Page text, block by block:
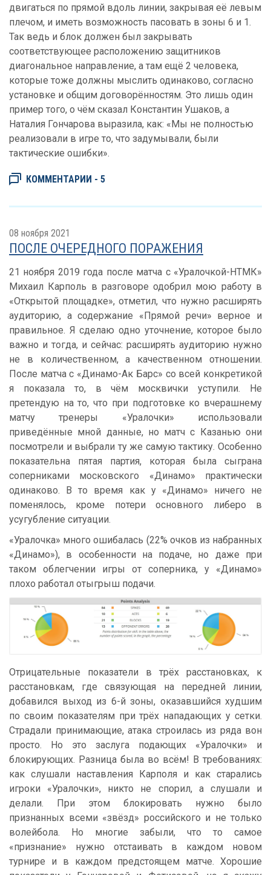
двигаться по прямой вдоль линии, закрывая её левым
плечом, и иметь возможность пасовать в зоны 6 и 1.
Так ведь и блок должен был закрывать
соответствующее расположению защитников
диагональное направление, а там ещё 2 человека,
которые тоже должны мыслить одинаково, согласно
установке и общим договорённостям. Это лишь один
пример того, о чём сказал Константин Ушаков, а
Наталия Гончарова выразила, как: «Мы не полностью
реализовали в игре то, что задумывали, были
тактические ошибки».
КОММЕНТАРИИ - 5
08 ноября 2021
ПОСЛЕ ОЧЕРЕДНОГО ПОРАЖЕНИЯ
21 ноября 2019 года после матча с «Уралочкой-НТМК»
Михаил Карполь в разговоре одобрил мою работу в
«Открытой площадке», отметил, что нужно расширять
аудиторию, а содержание «Прямой речи» верное и
правильное. Я сделаю одно уточнение, которое было
важно и тогда, и сейчас: расширять аудиторию нужно
не в количественном, а качественном отношении.
После матча с «Динамо-Ак Барс» со всей конкретикой
я показала то, в чём москвички уступили. Не
претендую на то, что при подготовке ко вчерашнему
матчу тренеры «Уралочки» использовали
приведённые мной данные, но матч с Казанью они
посмотрели и выбрали ту же самую тактику. Особенно
показательна пятая партия, которая была сыграна
соперниками московского «Динамо» практически
одинаково. В то время как у «Динамо» ничего не
поменялось, кроме потери основного либеро в
усугубление ситуации.
«Уралочка» много ошибалась (22% очков из набранных
«Динамо»), в особенности на подаче, но даже при
таком облегчении игры от соперника, у «Динамо»
плохо работал отыгрыш подачи.
Отрицательные показатели в трёх расстановках, к
расстановкам, где связующая на передней линии,
добавился выход из 6-й зоны, оказавшийся худшим
по своим показателям при трёх нападающих у сетки.
Страдали принимающие, атака строилась из ряда вон
просто. Но это заслуга подающих «Уралочки» и
блокирующих. Разница была во всём! В требованиях:
как слушали наставления Карполя и как старались
игроки «Уралочки», никто не спорил, а слушали и
делали. При этом блокировать нужно было
признанных всеми «звёзд» российского и не только
волейбола. Но многие забыли, что то самое
«признание» нужно отстаивать в каждом новом
турнире и в каждом предстоящем матче. Хорошие